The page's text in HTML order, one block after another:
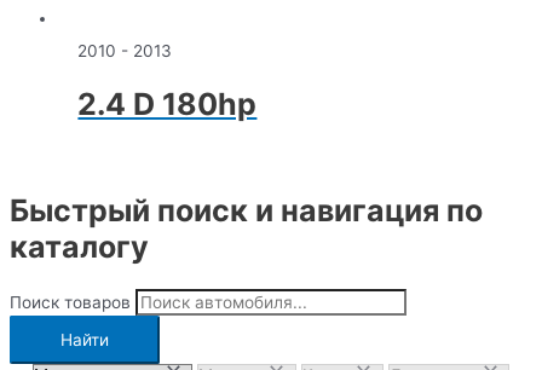
2010 - 2013
2.4 D 180hp
Быстрый поиск и навигация по
каталогу
Поиск товаров
Найти